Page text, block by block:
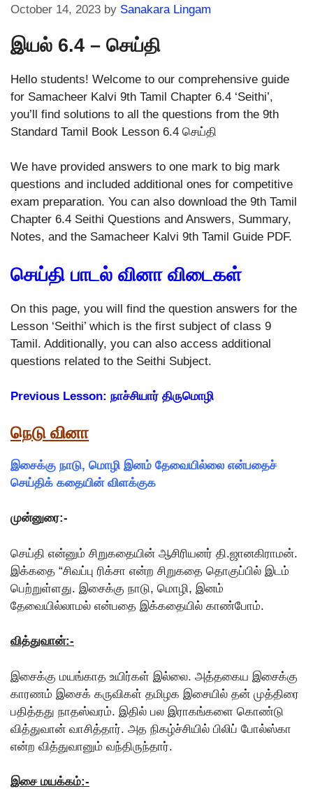
October 14, 2023 by Sanakara Lingam
இயல் 6.4 – செய்தி
Hello students! Welcome to our comprehensive guide
for Samacheer Kalvi 9th Tamil Chapter 6.4 ‘Seithi’,
you’ll find solutions to all the questions from the 9th
Standard Tamil Book Lesson 6.4 செய்தி
We have provided answers to one mark to big mark
questions and included additional ones for competitive
exam preparation. You can also download the 9th Tamil
Chapter 6.4 Seithi Questions and Answers, Summary,
Notes, and the Samacheer Kalvi 9th Tamil Guide PDF.
செய்தி பாடல் வினா விடைகள்
On this page, you will find the question answers for the
Lesson ‘Seithi’ which is the first subject of class 9
Tamil. Additionally, you can also access additional
questions related to the Seithi Subject.
Previous Lesson: நாச்சியார் திருமொழி
நெடு வினா
இசைக்கு நாடு, மொழி இனம் தேவையில்லை என்பதைச்
செய்திக் கதையின் விளக்குக
முன்னுரை:-
செய்தி என்னும் சிறுகதையின் ஆசிரியனர் தி.ஜானகிராமன்.
இக்கதை “சிவப்பு ரிக்சா என்ற சிறுகதை தொகுப்பில் இடம்
பெற்றுள்ளது. இசைக்கு நாடு, மொழி, இனம்
தேவையில்லாமல் என்பதை இக்கதையில் காண்போம்.
வித்துவான்:-
இசைக்கு மயங்காத உயிர்கள் இல்லை. அத்தகைய இசைக்கு
காரணம் இசைக் கருவிகள் தமிழக இசையில் தன் முத்திரை
பதித்தது நாதஸ்வரம். இதில் பல இராகங்களை கொண்டு
வித்துவான் வாசித்தார். அத நிகழ்ச்சியில் பிலிப் போல்ஸ்கா
என்ற வித்துவானும் வந்திருந்தார்.
இசை மயக்கம்:-